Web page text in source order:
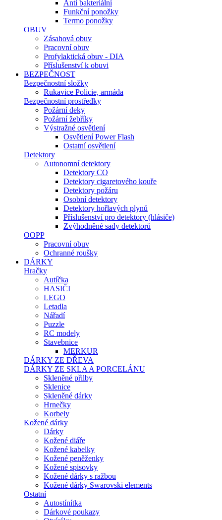
Anti bakteriální
Funkční ponožky
Termo ponožky
OBUV
Zásahová obuv
Pracovní obuv
Profylaktická obuv - DIA
Příslušenství k obuvi
BEZPEČNOST
Bezpečnostní složky
Rukavice Policie, armáda
Bezpečnostní prostředky
Požární deky
Požární žebříky
Výstražné osvětlení
Osvětlení Power Flash
Ostatní osvětlení
Detektory
Autonomní detektory
Detektory CO
Detektory cigaretového kouře
Detektory požáru
Osobní detektory
Detektory hořlavých plynů
Příslušenství pro detektory (hlásiče)
Zvýhodněné sady detektorů
OOPP
Pracovní obuv
Ochranné roušky
DÁRKY
Hračky
Autíčka
HASIČI
LEGO
Letadla
Nářadí
Puzzle
RC modely
Stavebnice
MERKUR
DÁRKY ZE DŘEVA
DÁRKY ZE SKLA A PORCELÁNU
Skleněné přilby
Sklenice
Skleněné dárky
Hrnečky
Korbely
Kožené dárky
Dárky
Kožené diáře
Kožené kabelky
Kožené peněženky
Kožené spisovky
Kožené dárky s ražbou
Kožené dárky Swarovski elements
Ostatní
Autostínítka
Dárkové poukazy